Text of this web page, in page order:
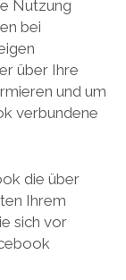
Nutzung
bei
über Ihre
und um
verbundene
die über
Ihrem
sich vor